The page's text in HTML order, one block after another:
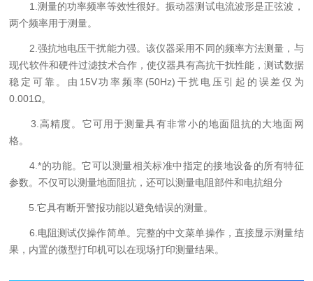
1.测量的功率频率等效性很好。振动器测试电流波形是正弦波，
两个频率用于测量。
2.强抗地电压干扰能力强。该仪器采用不同的频率方法测量，与
现代软件和硬件过滤技术合作，使仪器具有高抗干扰性能，测试数据
稳定可靠。由15V功率频率(50Hz)干扰电压引起的误差仅为
0.001Ω。
3.高精度。它可用于测量具有非常小的地面阻抗的大地面网
格。
4.*的功能。它可以测量相关标准中指定的接地设备的所有特征
参数。不仅可以测量地面阻抗，还可以测量电阻部件和电抗组分
5.它具有断开警报功能以避免错误的测量。
6.电阻测试仪操作简单。完整的中文菜单操作，直接显示测量结
果，内置的微型打印机可以在现场打印测量结果。